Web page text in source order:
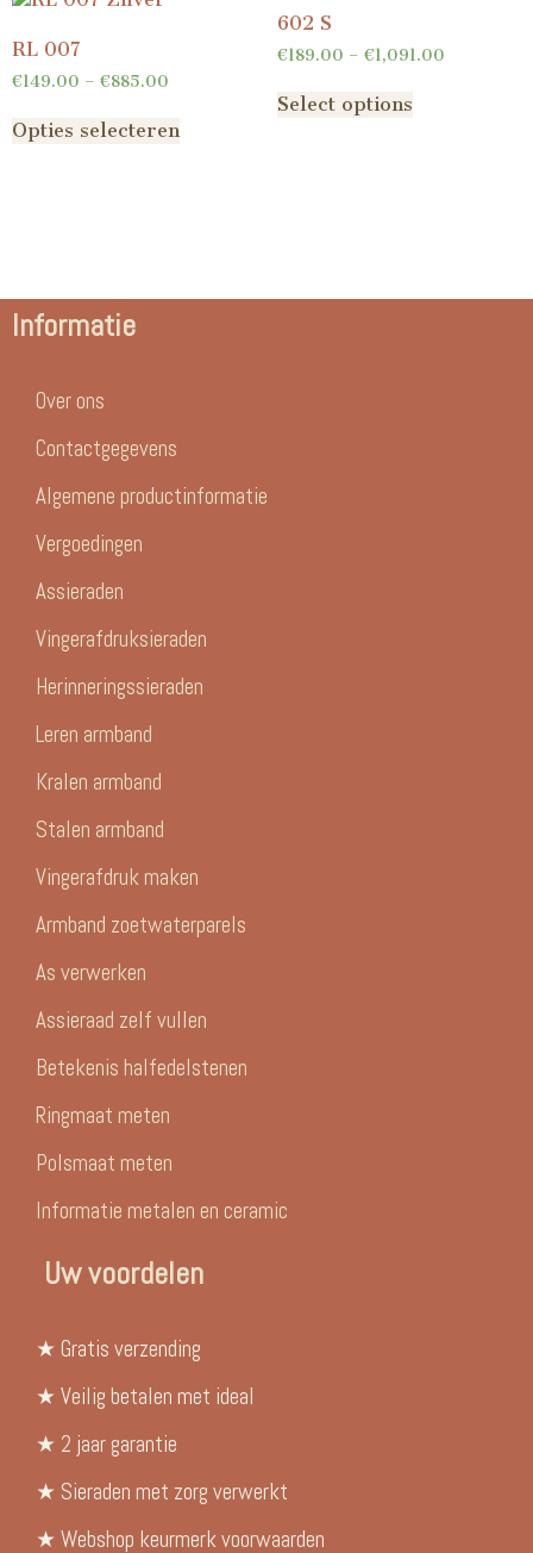
RL 007
€149.00 – €885.00
Opties selecteren
602 S
€189.00 – €1,091.00
Select options
Informatie
Over ons
Contactgegevens
Algemene productinformatie
Vergoedingen
Assieraden
Vingerafdruksieraden
Herinneringssieraden
Leren armband
Kralen armband
Stalen armband
Vingerafdruk maken
Armband zoetwaterparels
As verwerken
Assieraad zelf vullen
Betekenis halfedelstenen
Ringmaat meten
Polsmaat meten
Informatie metalen en ceramic
Uw voordelen
★ Gratis verzending
★ Veilig betalen met ideal
★ 2 jaar garantie
★ Sieraden met zorg verwerkt
★ Webshop keurmerk voorwaarden